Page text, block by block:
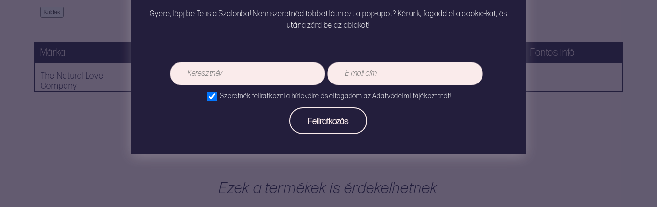
Márka Fontos infó
The Natural Love
Company
Ezek a termékek is érdekelhetnek
Gyere, lépj be Te is a Szalonba! Nem szeretnéd többet látni ezt a pop-upot? Kérünk, fogadd el a cookie-kat, és
utána zárd be az ablakot!
Szeretnék feliratkozni a hírlevélre és elfogadom az Adatvédelmi tájékoztatót!